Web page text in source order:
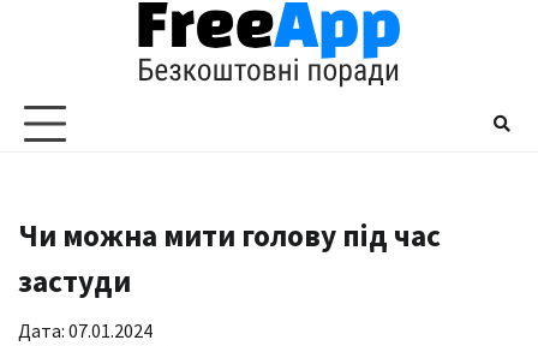
Чи можна мити голову під час
застуди
Дата: 07.01.2024